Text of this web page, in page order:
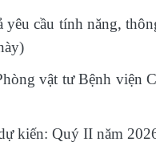
yêu cầu tính năng,
vật tư Bệnh viện
kiến: Quý II năm